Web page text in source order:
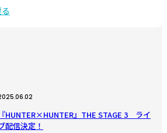
『HUNTER×HUNTER』THE STAGE 3 ライ
配信決定！